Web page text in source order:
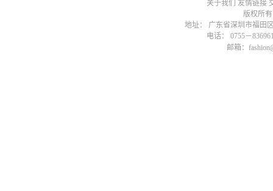
关于我们 友情链接
版权所
地址： 广东省深圳市福田
电话： 0755－
邮箱：